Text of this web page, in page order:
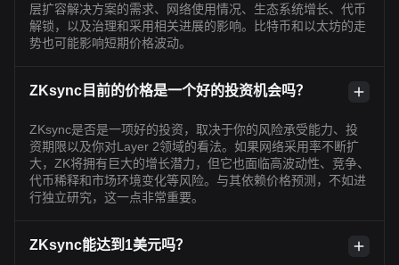
层扩容解决方案的需求、网络使用情况、生态系统增长、代币
解锁，以及治理和采用相关进展的影响。比特币和以太坊的走
势也可能影响短期价格波动。
ZKsync目前的价格是一个好的投资机会吗？
ZKsync是否是一项好的投资，取决于你的风险承受能力、投
资期限以及你对Layer 2领域的看法。如果网络采用率不断扩
大，ZK将拥有巨大的增长潜力，但它也面临高波动性、竞争、
代币稀释和市场环境变化等风险。与其依赖价格预测，不如进
行独立研究，这一点非常重要。
ZKsync能达到1美元吗？